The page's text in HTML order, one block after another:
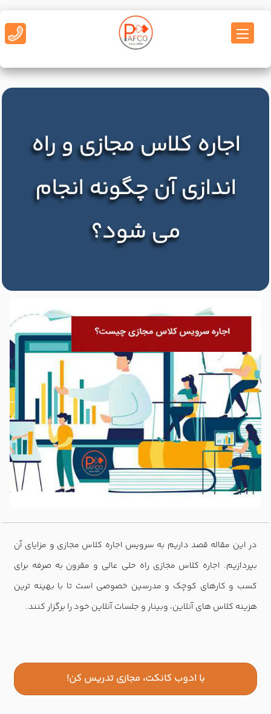
اجاره کلاس مجازی و راه
اندازی آن چگونه انجام
می شود؟
در این مقاله قصد داریم به سرویس اجاره کلاس مجازی و مزایای آن
بپردازیم. اجاره کلاس مجازی راه حلی عالی و مقرون به صرفه برای
کسب و کارهای کوچک و مدرسین خصوصی است تا با بهینه ترین
هزینه کلاس های آنلاین، وبینار و جلسات آنلاین خود را برگزار کنند.
با ادوب کانکت، مجازی تدریس کن!